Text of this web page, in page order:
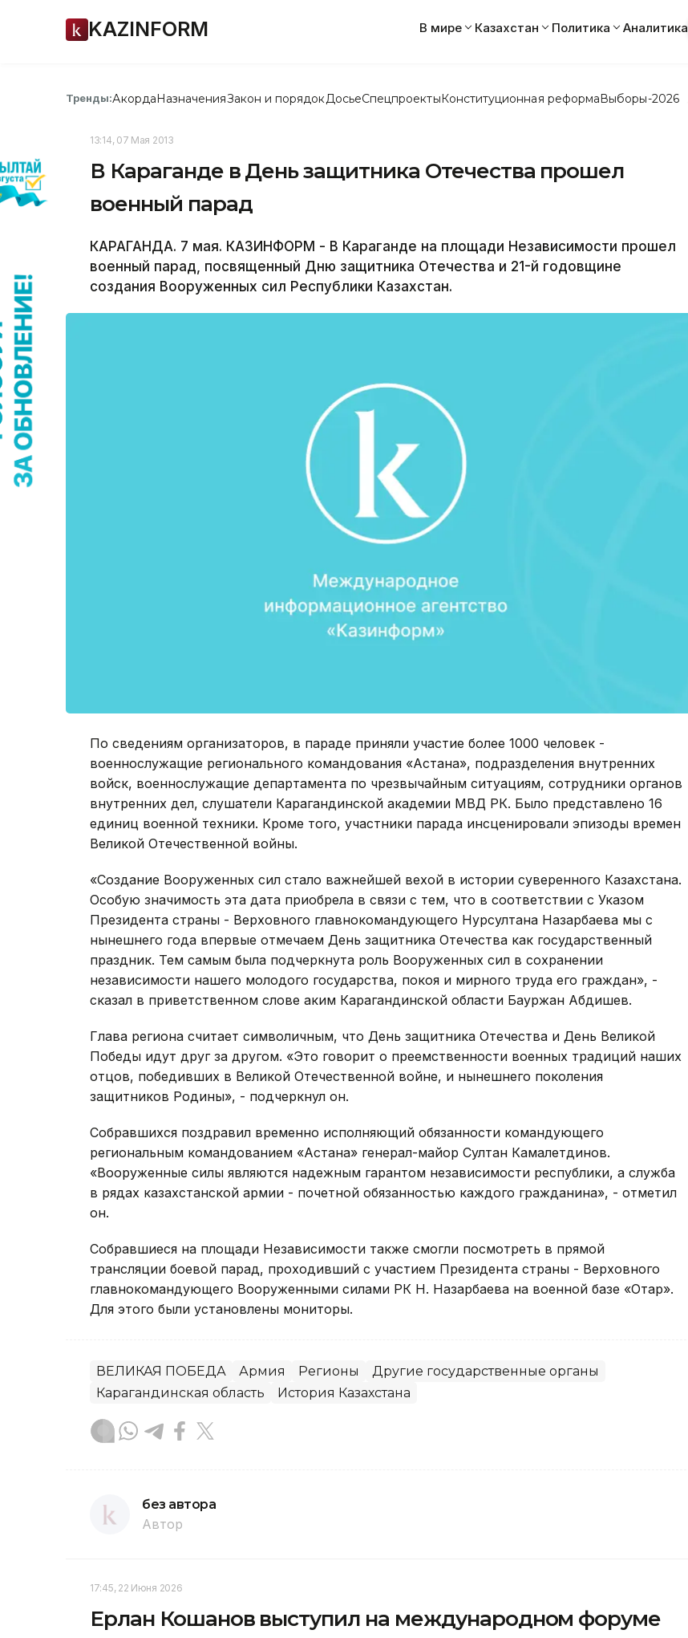
KAZINFORM В мире Казахстан Политика Аналитика
Тренды:АкордаНазначенияЗакон и порядок ДосьеСпецпроектыКонституционная реформаВыборы-2026
13:14, 07 Мая 2013
В Караганде в День защитника Отечества прошел
военный парад
КАРАГАНДА. 7 мая. КАЗИНФОРМ - В Караганде на площади Независимости прошел
военный парад, посвященный Дню защитника Отечества и 21-й годовщине
создания Вооруженных сил Республики Казахстан.
По сведениям организаторов, в параде приняли участие более 1000 человек -
военнослужащие регионального командования «Астана», подразделения внутренних
войск, военнослужащие департамента по чрезвычайным ситуациям, сотрудники органов
внутренних дел, слушатели Карагандинской академии МВД РК. Было представлено 16
единиц военной техники. Кроме того, участники парада инсценировали эпизоды времен
Великой Отечественной войны.
«Создание Вооруженных сил стало важнейшей вехой в истории суверенного Казахстана.
Особую значимость эта дата приобрела в связи с тем, что в соответствии с Указом
Президента страны - Верховного главнокомандующего Нурсултана Назарбаева мы с
нынешнего года впервые отмечаем День защитника Отечества как государственный
праздник. Тем самым была подчеркнута роль Вооруженных сил в сохранении
независимости нашего молодого государства, покоя и мирного труда его граждан», -
сказал в приветственном слове аким Карагандинской области Бауржан Абдишев.
Глава региона считает символичным, что День защитника Отечества и День Великой
Победы идут друг за другом. «Это говорит о преемственности военных традиций наших
отцов, победивших в Великой Отечественной войне, и нынешнего поколения
защитников Родины», - подчеркнул он.
Собравшихся поздравил временно исполняющий обязанности командующего
региональным командованием «Астана» генерал-майор Султан Камалетдинов.
«Вооруженные силы являются надежным гарантом независимости республики, а служба
в рядах казахстанской армии - почетной обязанностью каждого гражданина», - отметил
он.
Собравшиеся на площади Независимости также смогли посмотреть в прямой
трансляции боевой парад, проходивший с участием Президента страны - Верховного
главнокомандующего Вооруженными силами РК Н. Назарбаева на военной базе «Отар».
Для этого были установлены мониторы.
ВЕЛИКАЯ ПОБЕДА Армия Регионы
Другие государственные органы
Карагандинская область
История Казахстана
без автора
Автор
17:45, 22 Июня 2026
Ерлан Кошанов выступил на международном форуме